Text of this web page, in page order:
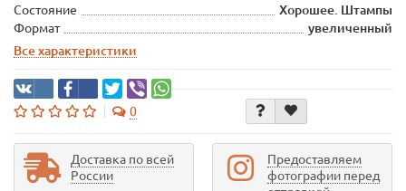
Состояние
Хорошее. Штампы
Формат
увеличенный
Все характеристики
0
Доставка по всей
России
Предоставляем
фотографии перед